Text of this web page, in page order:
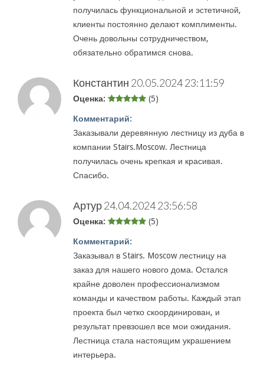
получилась функциональной и эстетичной,
клиенты постоянно делают комплименты.
Очень довольны сотрудничеством,
обязательно обратимся снова.
Константин 20.05.2024 23:11:59
Оценка: (5)
Комментарий:
Заказывали деревянную лестницу из дуба в
компании Stairs.Moscow. Лестница
получилась очень крепкая и красивая.
Спасибо.
Артур24.04.2024 23:56:58
Оценка: (5)
Комментарий:
Заказывал в Stairs. Moscow лестницу на
заказ для нашего нового дома. Остался
крайне доволен профессионализмом
команды и качеством работы. Каждый этап
проекта был четко скоординирован, и
результат превзошел все мои ожидания.
Лестница стала настоящим украшением
интерьера.